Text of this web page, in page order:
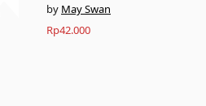
May Swan
Rp42.000